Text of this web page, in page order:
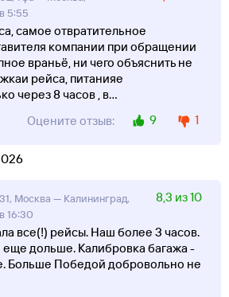
5:55
самое отвратительное
компании при обращении
враньё, ни чего объяснить не
рейса, питанияе
через 8 часов , в...
Оцените отзыв: 9 1
Москва — Калининград,
16:30
8,3 из 10
все(!) рейсы. Наш более 3 часов.
дольше. Калибровка багажа -
Больше Победой добровольно не